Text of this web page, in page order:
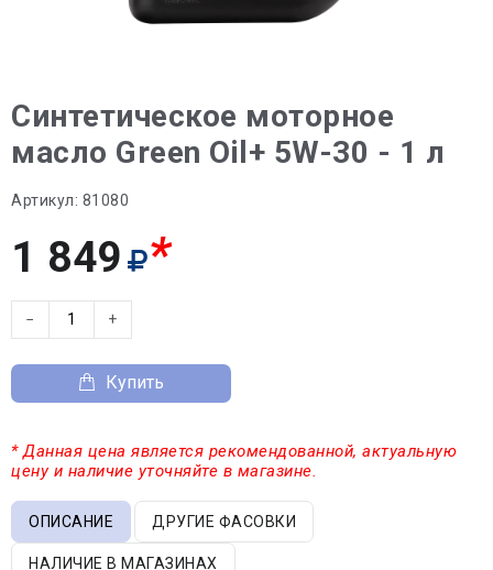
Синтетическое моторное
масло Green Oil+ 5W-30 - 1 л
Артикул: 81080
1 849 *
− +
Купить
* Данная цена является рекомендованной, актуальную
цену и наличие уточняйте в магазине.
ОПИСАНИЕ ДРУГИЕ ФАСОВКИ
НАЛИЧИЕ В МАГАЗИНАХ